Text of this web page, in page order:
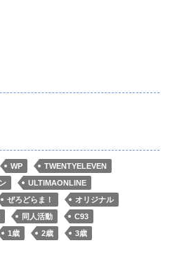
WP
TWENTYELEVEN
ULTIMAONLINE
ぜろどらま！
オリジナル
同人活動
C93
1歳 2歳 3歳